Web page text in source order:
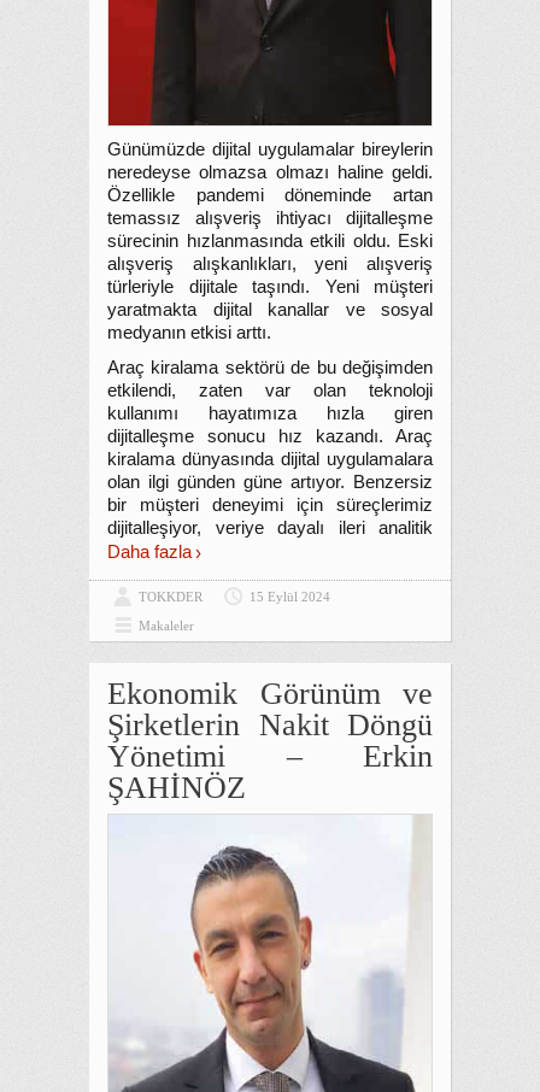
Günümüzde dijital uygulamalar bireylerin
neredeyse olmazsa olmazı haline geldi.
Özellikle pandemi döneminde artan
temassız alışveriş ihtiyacı dijitalleşme
sürecinin hızlanmasında etkili oldu. Eski
alışveriş alışkanlıkları, yeni alışveriş
türleriyle dijitale taşındı. Yeni müşteri
yaratmakta dijital kanallar ve sosyal
medyanın etkisi arttı.
Araç kiralama sektörü de bu değişimden
etkilendi, zaten var olan teknoloji
kullanımı hayatımıza hızla giren
dijitalleşme sonucu hız kazandı. Araç
kiralama dünyasında dijital uygulamalara
olan ilgi günden güne artıyor. Benzersiz
bir müşteri deneyimi için süreçlerimiz
dijitalleşiyor, veriye dayalı ileri analitik
Daha fazla
TOKKDER
15 Eylül 2024
Makaleler
Ekonomik Görünüm ve
Şirketlerin Nakit Döngü
Yönetimi – Erkin
ŞAHİNÖZ